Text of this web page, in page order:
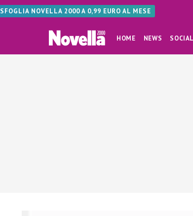
SFOGLIA NOVELLA 2000 A 0,99 EURO AL MESE
HOME NEWS SOCIAL